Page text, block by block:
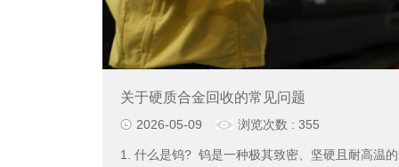
关于硬质合金回收的常见问题
2026-05-09 浏览次数 : 355
1. 什么是钨? 钨是一种极其致密、坚硬且耐高温